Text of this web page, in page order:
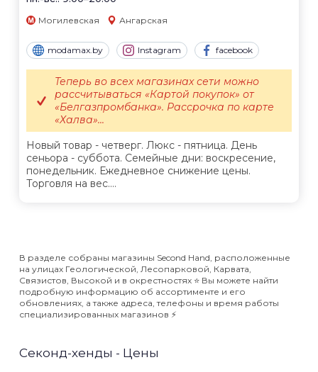
Могилевская Ангарская
modamax.by Instagram facebook
Новый товар - четверг. Люкс - пятница. День
сеньора - суббота. Семейные дни: воскресение,
понедельник. Ежедневное снижение цены.
Торговля на вес....
Теперь во всех магазинах сети можно
рассчитываться «Картой покупок» от
«Белгазпромбанка». Рассрочка по карте
«Халва»...
В разделе собраны магазины Second Hand, расположенные
на улицах Геологической, Лесопарковой, Карвата,
Связистов, Высокой и в окрестностях ⭐️ Вы можете найти
подробную информацию об ассортименте и его
обновлениях, а также адреса, телефоны и время работы
специализированных магазинов ⚡️
Секонд-хенды - Цены